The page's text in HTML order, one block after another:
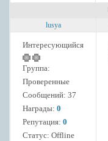
lusya
Интересующийся
Группа:
Проверенные
Сообщений: 37
Награды: 0
Репутация: 0
Статус: Offline